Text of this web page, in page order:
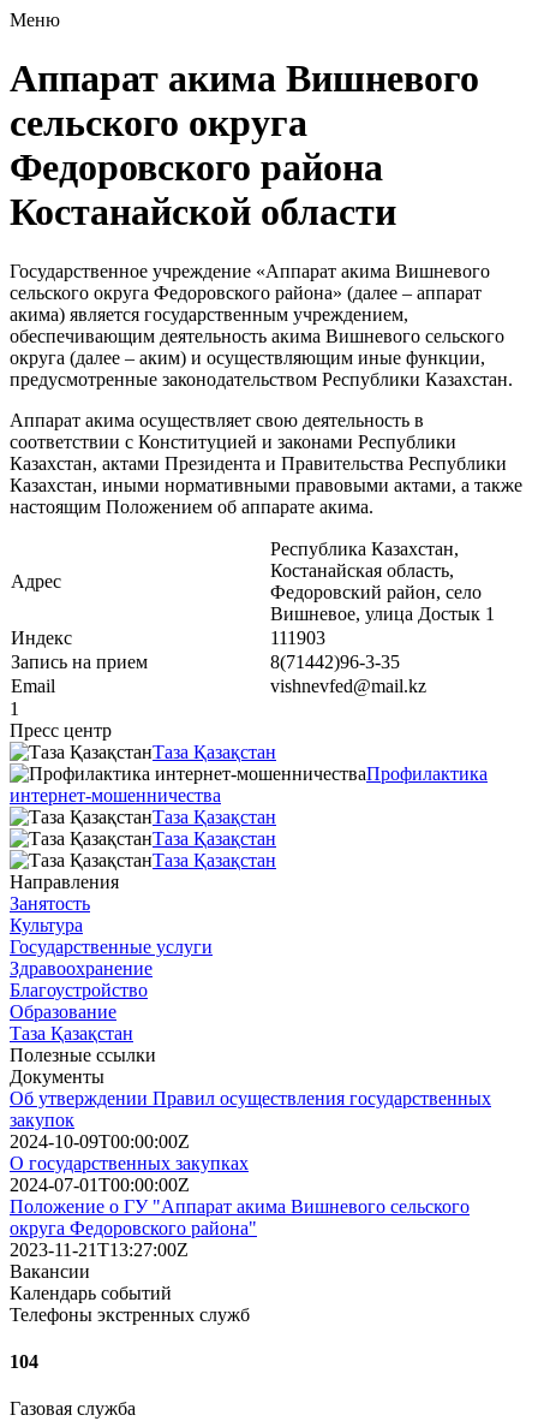
Меню
Аппарат акима Вишневого
сельского округа
Федоровского района
Костанайской области
Государственное учреждение «Аппарат акима Вишневого
сельского округа Федоровского района» (далее – аппарат
акима) является государственным учреждением,
обеспечивающим деятельность акима Вишневого сельского
округа (далее – аким) и осуществляющим иные функции,
предусмотренные законодательством Республики Казахстан.
Аппарат акима осуществляет свою деятельность в
соответствии с Конституцией и законами Республики
Казахстан, актами Президента и Правительства Республики
Казахстан, иными нормативными правовыми актами, а также
настоящим Положением об аппарате акима.
Адрес
Рeспублика Казахстан,
Костанайская область,
Федоровский район, село
Вишневое, улица Достык 1
Индекс
111903
Запись на прием
8(71442)96-3-35
Email
vishnevfed@mail.kz
1
Пресс центр
Таза Қазақстан
Профилактика
интернет-мошенничества
Таза Қазақстан
Таза Қазақстан
Таза Қазақстан
Направления
Занятость
Культура
Государственные услуги
Здравоохранение
Благоустройство
Образование
Таза Қазақстан
Полезные ссылки
Документы
Об утверждении Правил осуществления государственных
закупок
2024-10-09T00:00:00Z
О государственных закупках
2024-07-01T00:00:00Z
Положение о ГУ "Аппарат акима Вишневого сельского
округа Федоровского района"
2023-11-21T13:27:00Z
Вакансии
Календарь событий
Телефоны экстренных служб
104
Газовая служба